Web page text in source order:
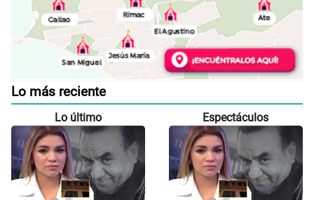
Lo más reciente
Lo último Espectáculos